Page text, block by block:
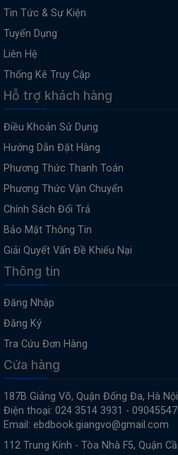
Tin Tức & Sự Kiện
Tuyển Dụng
Liên Hệ
Thống Kê Truy Cập
Hỗ trợ khách hàng
Điều Khoản Sử Dụng
Hướng Dẫn Đặt Hàng
Phương Thức Thanh Toán
Phương Thức Vận Chuyển
Chính Sách Đổi Trả
Bảo Mật Thông Tin
Giải Quyết Vấn Đề Khiếu Nại
Thông tin
Đăng Nhập
Đăng Ký
Tra Cứu Đơn Hàng
Cửa hàng
187B Giảng Võ, Quận Đống Đa, Hà Nội
Điện thoại: 024 3514 3931 -
Email: ebdbook.giangvo@gmail.com
112 Trung Kính - Tòa Nhà F5, Quận